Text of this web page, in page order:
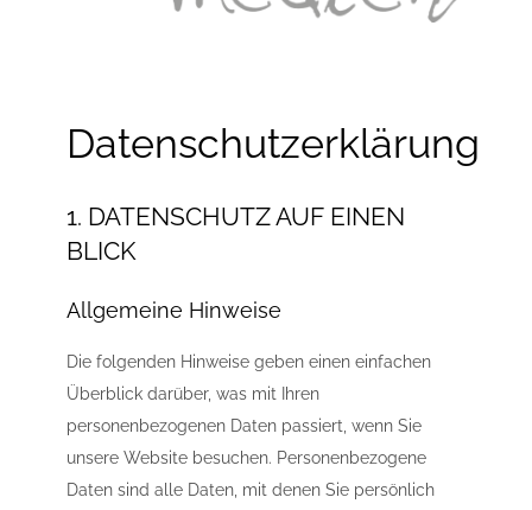
Datenschutzerklärung
1. DATENSCHUTZ AUF EINEN
BLICK
Allgemeine Hinweise
Die folgenden Hinweise geben einen einfachen
Überblick darüber, was mit Ihren
personenbezogenen Daten passiert, wenn Sie
unsere Website besuchen. Personenbezogene
Daten sind alle Daten, mit denen Sie persönlich